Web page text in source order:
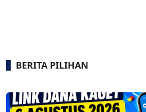
BERITA PILIHAN